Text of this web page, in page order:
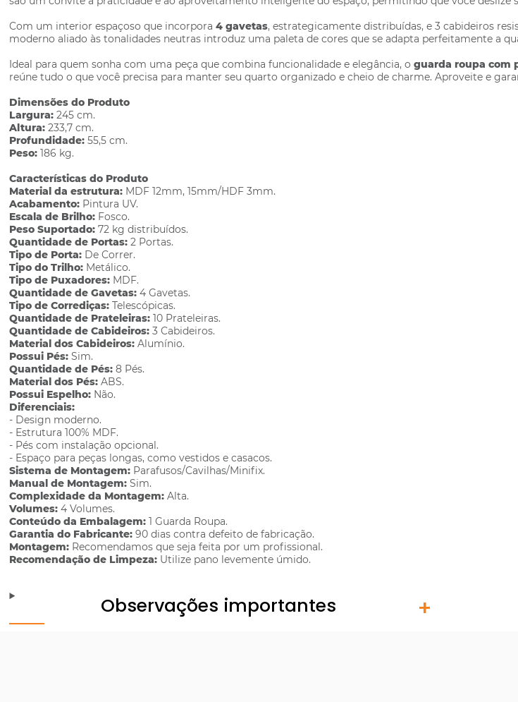
Com um interior espaçoso que incorpora4 gavetas, estrategicamente distribuídas, e 3 cabideiros
moderno aliado às tonalidades neutras introduz uma paleta de cores que se adapta perfeitamente a
Ideal para quem sonha com uma peça que combina funcionalidade e elegância, oguarda roupa com
reúne tudo o que você precisa para manter seu quarto organizado e cheio de charme. Aproveite e
Dimensões do Produto
Largura:245 cm.
Altura:233,7 cm.
Profundidade:55,5 cm.
Peso:186 kg.
Características do Produto
Material da estrutura: MDF 12mm, 15mm/HDF 3mm.
Acabamento: Pintura UV.
Escala de Brilho: Fosco.
Peso Suportado:72 kg distribuídos.
Quantidade de Portas:2 Portas.
Tipo de Porta: De Correr.
Tipo do Trilho: Metálico.
Tipo de Puxadores: MDF.
Quantidade de Gavetas:4 Gavetas.
Tipo de Corrediças:Telescópicas.
Quantidade de Prateleiras:10 Prateleiras.
Quantidade de Cabideiros:3 Cabideiros.
Material dos Cabideiros:Alumínio.
Possui Pés:Sim.
Quantidade de Pés:8 Pés.
Material dos Pés:ABS.
Possui Espelho: Não.
Diferenciais:
- Design moderno.
- Estrutura 100% MDF.
- Pés com instalação opcional.
- Espaço para peças longas, como vestidos e casacos.
Sistema de Montagem: Parafusos/Cavilhas/Minifix.
Manual de Montagem:Sim.
Complexidade da Montagem:Alta.
Volumes:4 Volumes.
Conteúdo da Embalagem:1 Guarda Roupa.
Garantia do Fabricante:90 dias contra defeito de fabricação.
Montagem: Recomendamos que seja feita por um profissional.
Recomendação de Limpeza: Utilize pano levemente úmido.
Observações importantes